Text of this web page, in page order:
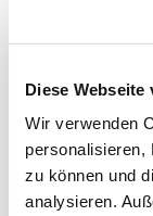
Diese Webseite
Wir verwenden
personalisieren,
zu können und
analysieren.